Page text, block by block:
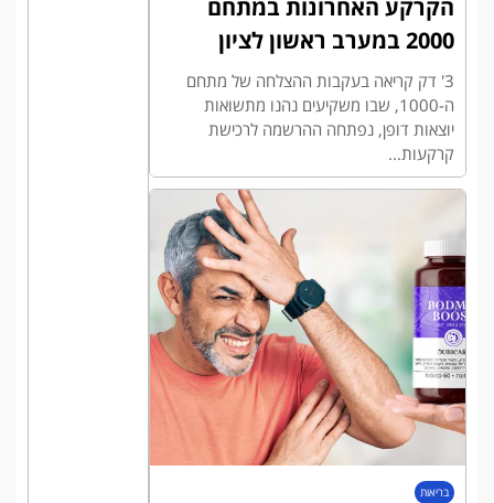
הקרקע האחרונות במתחם
2000 במערב ראשון לציון
3' דק קריאה בעקבות ההצלחה של מתחם
ה-1000, שבו משקיעים נהנו מתשואות
יוצאות דופן, נפתחה ההרשמה לרכישת
קרקעות...
בריאות